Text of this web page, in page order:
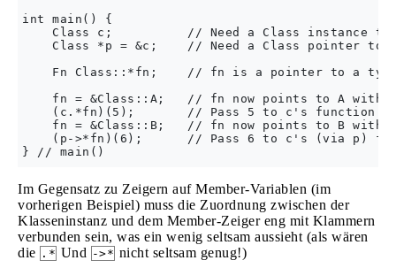
int main() {
Class c;          // Need a Class instance to
Class *p = &c;    // Need a Class pointer to
Fn Class::*fn;    // fn is a pointer to a
fn = &Class::A;   // fn now points to A
(c.*fn)(5);       // Pass 5 to c's function A
fn = &Class::B;   // fn now points to B
(p->*fn)(6);      // Pass 6 to c's (via p)
Im Gegensatz zu Zeigern auf Member-Variablen (im
vorherigen Beispiel) muss die Zuordnung zwischen der
Klasseninstanz und dem Member-Zeiger eng mit Klammern
verbunden sein, was ein wenig seltsam aussieht (als wären
die .* Und ->* nicht seltsam genug!)